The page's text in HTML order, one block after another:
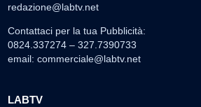
redazione@labtv.net
Contattaci per la tua Pubblicità:
0824.337274 – 327.7390733
email: commerciale@labtv.net
LABTV